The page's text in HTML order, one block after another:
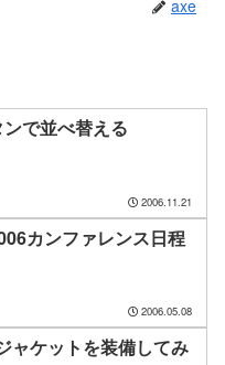
axe
で並べ替える
2006.11.21
カンファレンス日程
2006.05.08
ャケットを装備してみ